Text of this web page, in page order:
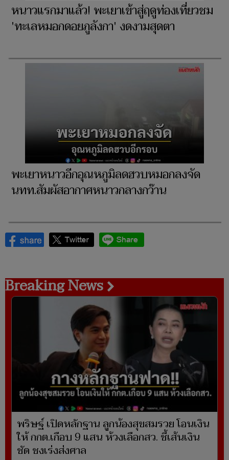
หนาวแรกมาแล้ว! พะเยาเข้าสู่ฤดูท่องเที่ยวชม
'ทะเลหมอกดอยภูลังกา' งดงามสุดตา
พะเยาหนาวอีกอุณหภูมิลดฮวบหมอกลงจัด
นทท.สัมผัสอากาศหนาวกลางกว๊าน
Breaking News
พริษฐ์ เปิดหลักฐาน ลูกน้องสุขสมรวย โอนเงิน
ให้ กกต.เกือบ 9 แสน ห้วงเลือกสว. ชี้เส้นเงิน
ชัด ชงเร่งส่งศาล